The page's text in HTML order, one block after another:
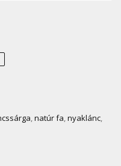
,natúr fa,nyaklánc,